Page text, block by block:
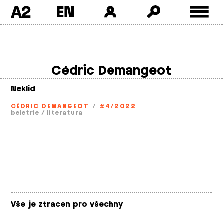
A2
Cédric Demangeot
Neklid
CÉDRIC DEMANGEOT / #4/2022
beletrie / literatura
Vše je ztracen pro všechny